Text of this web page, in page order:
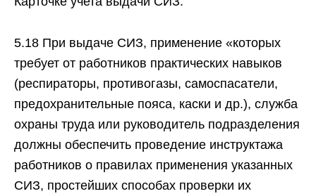
5.18 При выдаче СИЗ, применение «которых
требует от работников практических навыков
(респираторы, противогазы, самоспасатели,
предохранительные пояса, каски и др.), служба
охраны труда или руководитель подразделения
должны обеспечить проведение инструктажа
работников о правилах применения указанных
СИЗ, простейших способах проверки их